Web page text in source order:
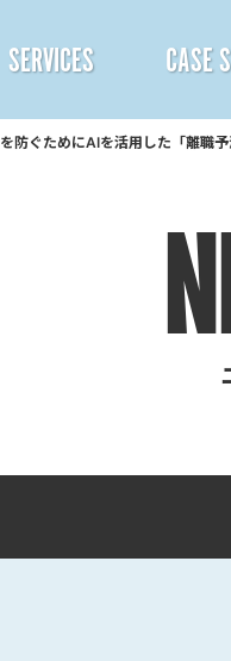
SERVICES
- カ
CASE
防ぐためにAIを活用した「離職